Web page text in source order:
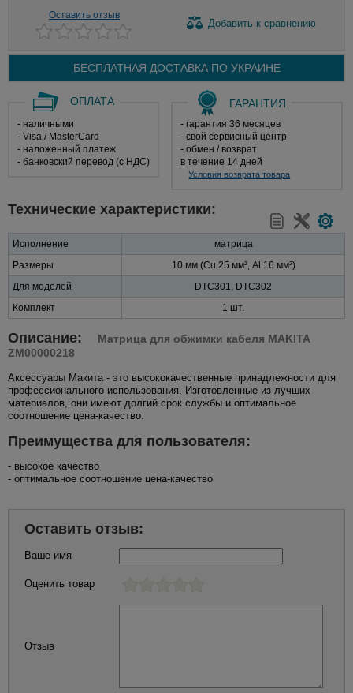
Оставить отзыв
Добавить к сравнению
БЕСПЛАТНАЯ ДОСТАВКА ПО УКРАИНЕ
ОПЛАТА
- наличными
- Visa / MasterCard
- наложенный платеж
- банковский перевод (с НДС)
ГАРАНТИЯ
- гарантия 36 месяцев
- свой сервисный центр
- обмен / возврат
в течение 14 дней
Условия возврата товара
Технические характеристики:
Исполнение
матрица
Размеры
10 мм (Cu 25 мм², Al 16 мм²)
Для моделей
DTC301, DTC302
Комплект
1 шт.
Описание:
Матрица для обжимки кабеля MAKITA
ZM00000218
Аксессуары Макита - это высококачественные принадлежности для
профессионального использования. Изготовленные из лучших
материалов, они имеют долгий срок службы и оптимальное
соотношение цена-качество.
Преимущества для пользователя:
- высокое качество
- оптимальное соотношение цена-качество
Оставить отзыв:
Ваше имя
Оценить товар
Отзыв